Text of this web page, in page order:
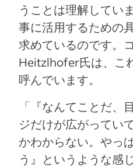
うことは理解してい
事に活用するための
求めているのです。
Heitzlhofer氏は、こ
呼んでいます。
「『なんてことだ、
ジだけが広がってい
かわからない。やっ
う』というような感